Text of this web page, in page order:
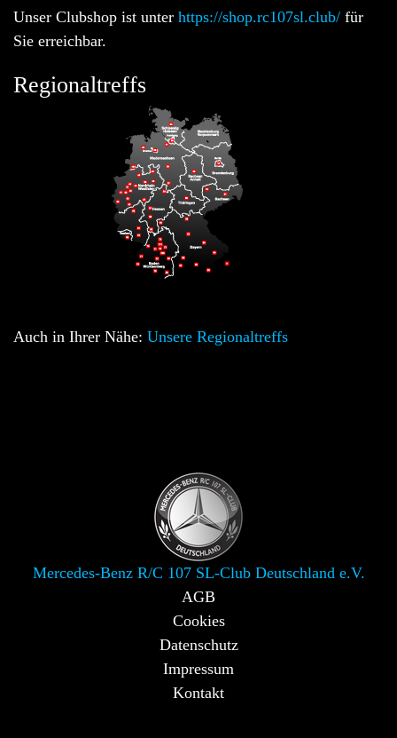
Unser Clubshop ist unter https://shop.rc107sl.club/ für
Sie erreichbar.
Regionaltreffs
Auch in Ihrer Nähe: Unsere Regionaltreffs
Mercedes-Benz R/C 107 SL-Club Deutschland e.V.
AGB
Cookies
Datenschutz
Impressum
Kontakt